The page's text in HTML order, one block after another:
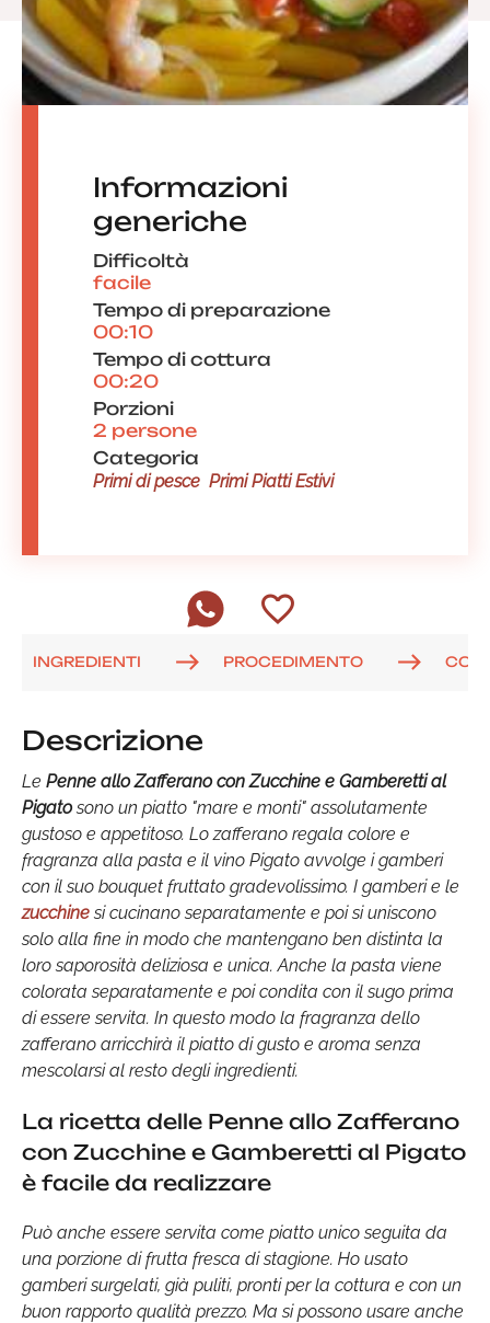
Informazioni
generiche
Difficoltà
facile
Tempo di preparazione
00:10
Tempo di cottura
00:20
Porzioni
2 persone
Categoria
Primi di pesce Primi Piatti Estivi
INGREDIENTI PROCEDIMENTO
Descrizione
Le Penne allo Zafferano con Zucchine e Gamberetti al
Pigatosono un piatto "mare e monti" assolutamente
gustoso e appetitoso. Lo zafferano regala colore e
fragranza alla pasta e il vino Pigato avvolge i gamberi
con il suo bouquet fruttato gradevolissimo. I gamberi e le
zucchinesi cucinano separatamente e poi si uniscono
solo alla fine in modo che mantengano ben distinta la
loro saporosità deliziosa e unica. Anche la pasta viene
colorata separatamente e poi condita con il sugo prima
di essere servita. In questo modo la fragranza dello
zafferano arricchirà il piatto di gusto e aroma senza
mescolarsi al resto degli ingredienti.
La ricetta delle Penne allo Zafferano
con Zucchine e Gamberetti al Pigato
è facile da realizzare
Può anche essere servita come piatto unico seguita da
una porzione di frutta fresca di stagione. Ho usato
gamberi surgelati, già puliti, pronti per la cottura e con un
buon rapporto qualità prezzo. Ma si possono usare anche